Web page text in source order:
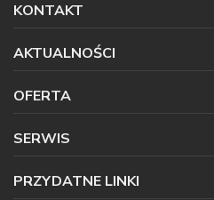
KONTAKT
AKTUALNOŚCI
OFERTA
SERWIS
PRZYDATNE LINKI